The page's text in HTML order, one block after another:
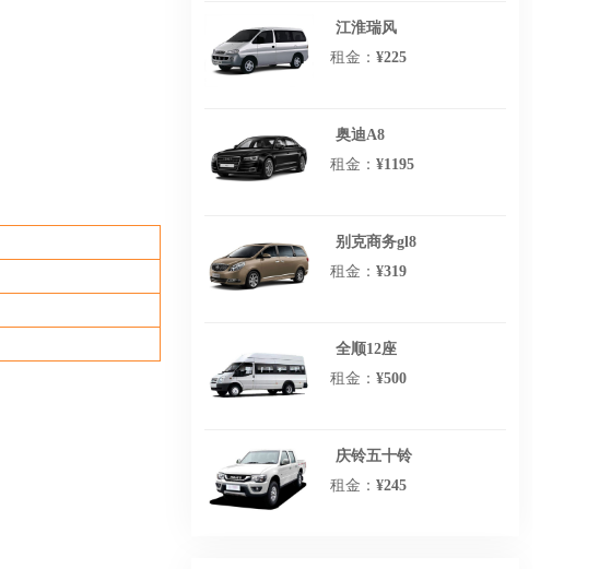
江淮瑞风
租金： ¥225
奥迪A8
租金： ¥1195
别克商务gl8
租金： ¥319
全顺12座
租金： ¥500
庆铃五十铃
租金： ¥245